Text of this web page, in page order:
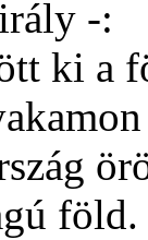
-:
ki a
föld.